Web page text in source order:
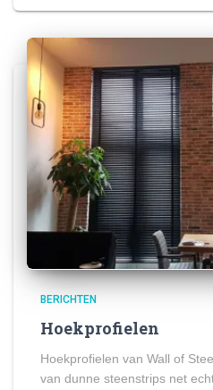
BERICHTEN
Hoekprofielen
Hoekprofielen van Wall of
van dunne steenstrips net